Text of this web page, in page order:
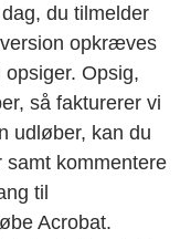
du tilmelder
opkræves
Opsig,
så fakturerer vi
udløber, kan du
samt kommentere
til
Acrobat.